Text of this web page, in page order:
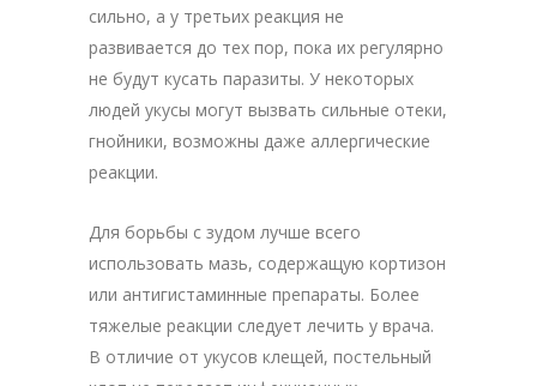
сильно, а у третьих реакция не
развивается до тех пор, пока их регулярно
не будут кусать паразиты. У некоторых
людей укусы могут вызвать сильные отеки,
гнойники, возможны даже аллергические
реакции.
Для борьбы с зудом лучше всего
использовать мазь, содержащую кортизон
или антигистаминные препараты. Более
тяжелые реакции следует лечить у врача.
В отличие от укусов клещей, постельный